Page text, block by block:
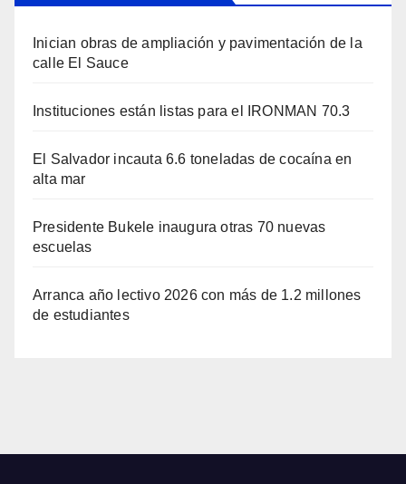
Inician obras de ampliación y pavimentación de la
calle El Sauce
Instituciones están listas para el IRONMAN 70.3
El Salvador incauta 6.6 toneladas de cocaína en
alta mar
Presidente Bukele inaugura otras 70 nuevas
escuelas
Arranca año lectivo 2026 con más de 1.2 millones
de estudiantes